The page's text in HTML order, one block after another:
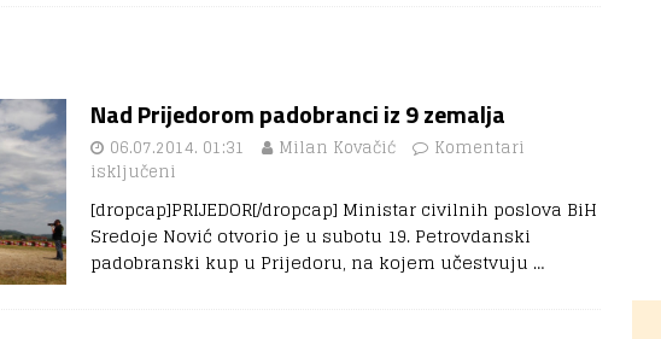
Nad Prijedorom padobranci iz 9 zemalja
06.07.2014. 01:31 Milan Kovačić
Komentari
isključeni
[dropcap]PRIJEDOR[/dropcap] Ministar civilnih poslova BiH
Sredoje Nović otvorio je u subotu 19. Petrovdanski
padobranski kup u Prijedoru, na kojem učestvuju …